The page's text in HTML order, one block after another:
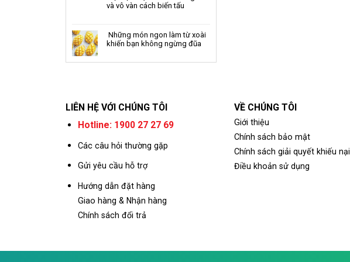
và vô vàn cách biến tấu
Những món ngon làm từ xoài
khiến bạn không ngừng đũa
LIÊN HỆ VỚI CHÚNG TÔI
Hotline: 1900 27 27 69
Các câu hỏi thường gặp
Gửi yêu cầu hỗ trợ
Hướng dẫn đặt hàng
Giao hàng & Nhận hàng
Chính sách đổi trả
VỀ CHÚNG TÔI
Giới thiệu
Chính sách bảo mật
Chính sách giải quyết khiếu nại
Điều khoản sử dụng